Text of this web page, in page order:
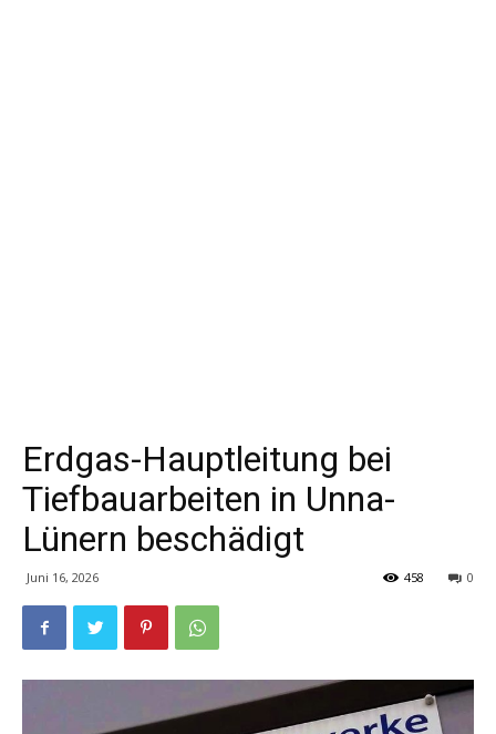
Erdgas-Hauptleitung bei
Tiefbauarbeiten in Unna-
Lünern beschädigt
Juni 16, 2026 0
458